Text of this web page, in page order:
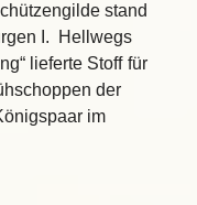
stand
I. Hellwegs
lieferte Stoff für
der
im